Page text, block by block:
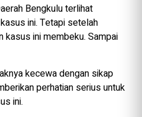
Bengkulu terlihat
ini. Tetapi setelah
kasus ini membeku. Sampai
kecewa dengan sikap
perhatian serius untuk
ini.